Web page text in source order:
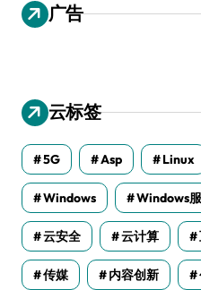
广告
云标签
5G Asp Linux
Windows Windows
云安全 云计算
传媒 内容创新